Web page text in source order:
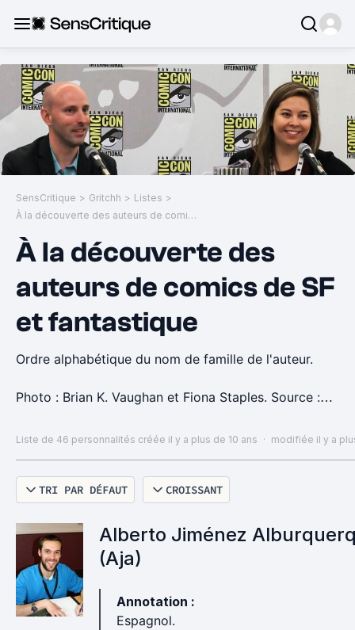
SensCritique > Gritchh > Listes >
À la découverte des auteurs de comics de SF et fantastique
À la découverte des
auteurs de comics de SF
et fantastique
Ordre alphabétique du nom de famille de l'auteur.
Photo : Brian K. Vaughan et Fiona Staples. Source :
report-brian-k-vaughan-fiona-staples/15403
Liste de 46 personnalités créée il y a plus de 10 ans · modifiée il y a
TRI PAR DÉFAUT CROISSANT
Alberto Jiménez
(Aja)
Annotation :
Espagnol.